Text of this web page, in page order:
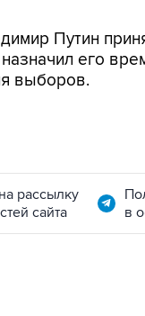
Путин
его
выборов.
рассылку
сайта
в